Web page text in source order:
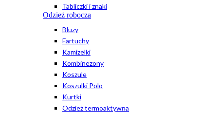
Tabliczki i znaki
Odzież robocza
Bluzy
Fartuchy
Kamizelki
Kombinezony
Koszule
Koszulki Polo
Kurtki
Odzież termoaktywna